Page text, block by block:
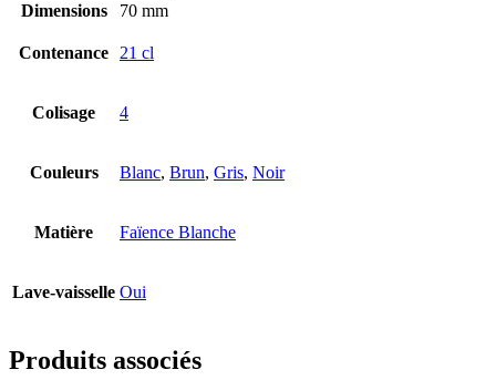
Dimensions
70 mm
Contenance 21 cl
Colisage 4
Couleurs Blanc, Brun, Gris, Noir
Matière Faïence Blanche
Lave-vaisselle Oui
Produits associés